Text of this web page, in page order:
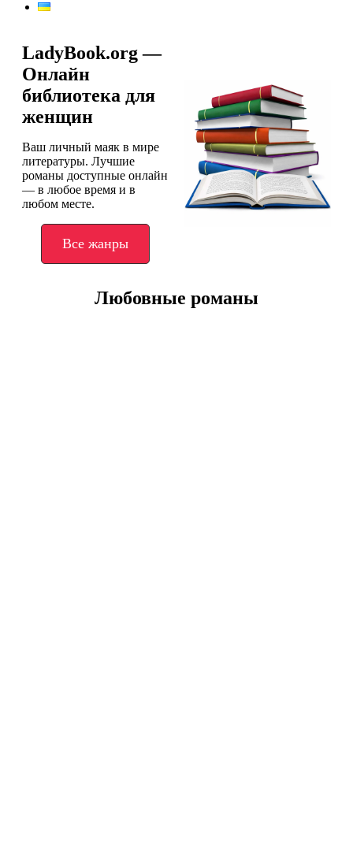
LadyBook.org —
Онлайн
библиотека для
женщин
Ваш личный маяк в мире
литературы. Лучшие
романы доступные онлайн
— в любое время и в
любом месте.
Все жанры
Любовные романы